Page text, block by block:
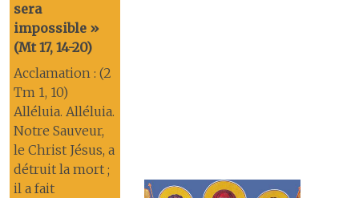
sera
impossible »
(Mt 17, 14-20)
Acclamation : (2
Tm 1, 10)
Alléluia. Alléluia.
Notre Sauveur,
le Christ Jésus, a
détruit la mort ;
il a fait